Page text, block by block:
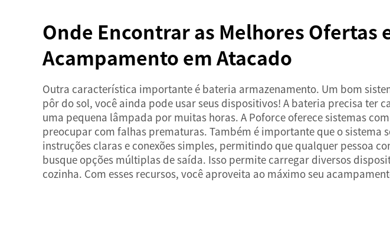
Onde Encontrar as Melhores Ofertas
Acampamento em Atacado
Outra característica importante é bateria armazenamento. Um bom
pôr do sol, você ainda pode usar seus dispositivos! A bateria precisa
uma pequena lâmpada por muitas horas. A Poforce oferece sistemas
preocupar com falhas prematuras. Também é importante que o
instruções claras e conexões simples, permitindo que qualquer pessoa
busque opções múltiplas de saída. Isso permite carregar diversos
cozinha. Com esses recursos, você aproveita ao máximo seu